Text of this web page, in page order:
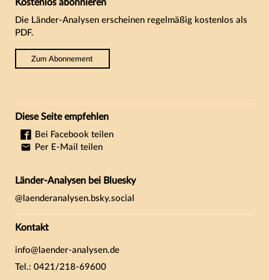
Kostenlos abonnieren
Die Länder-Analysen erscheinen regelmäßig kostenlos als
PDF.
Zum Abonnement
Diese Seite empfehlen
Bei Facebook teilen
Per E-Mail teilen
Länder-Analysen bei Bluesky
@laenderanalysen.bsky.social
Kontakt
info@laender-analysen.de
Tel.: 0421/218-69600